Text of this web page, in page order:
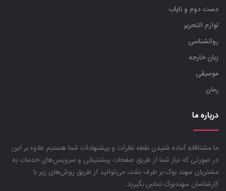
دست دوم و نایاب
لوازم التحریر
روانشناسی
زبان خارجه
موسیقی
رمان
درباره ما
ما مشتاقانه آماده شنیدن نقطه نظرات و پیشنهادات شما هستیم علاوه بر این
در صورتی که نیاز شما از طریق صفحات پیشتیبانی و سرویس‌های خدمات به
مشتریان سهند بوک بر طرف نشد، می‌توانید از طریق روش‌های زیر با
کارشناسان سهندبوک تماس بگیرید.